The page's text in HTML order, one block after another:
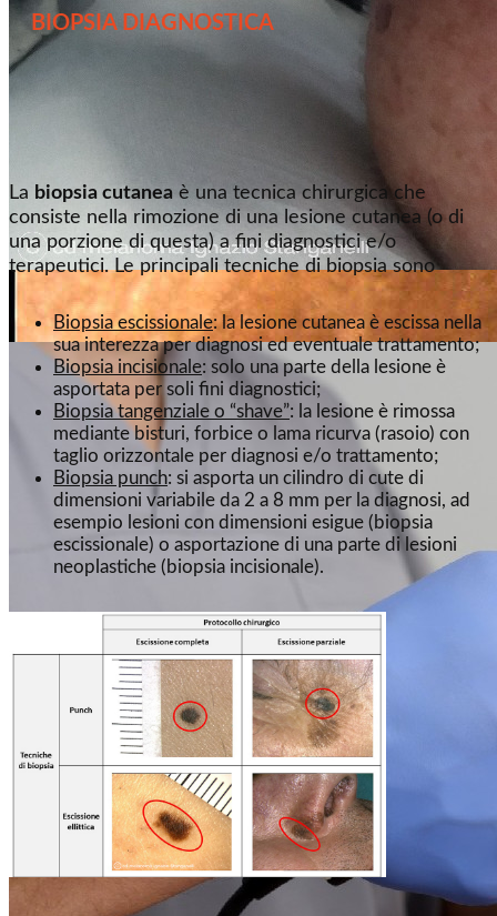
BIOPSIA DIAGNOSTICA
La biopsia cutanea è una tecnica chirurgica che
consiste nella rimozione di una lesione cutanea (o di
una porzione di questa) a fini diagnostici e/o
terapeutici. Le principali tecniche di biopsia sono
Biopsia escissionale: la lesione cutanea è escissa nella
sua interezza per diagnosi ed eventuale trattamento;
Biopsia incisionale: solo una parte della lesione è
asportata per soli fini diagnostici;
Biopsia tangenziale o “shave”: la lesione è rimossa
mediante bisturi, forbice o lama ricurva (rasoio) con
taglio orizzontale per diagnosi e/o trattamento;
Biopsia punch: si asporta un cilindro di cute di
dimensioni variabile da 2 a 8 mm per la diagnosi, ad
esempio lesioni con dimensioni esigue (biopsia
escissionale) o asportazione di una parte di lesioni
neoplastiche (biopsia incisionale).